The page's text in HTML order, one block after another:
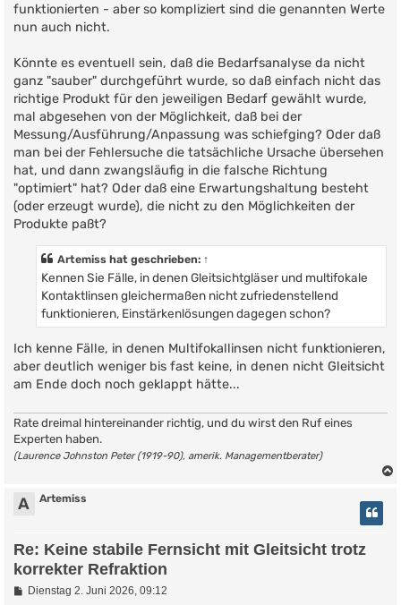
funktionierten - aber so kompliziert sind die genannten Werte
nun auch nicht.
Könnte es eventuell sein, daß die Bedarfsanalyse da nicht
ganz "sauber" durchgeführt wurde, so daß einfach nicht das
richtige Produkt für den jeweiligen Bedarf gewählt wurde,
mal abgesehen von der Möglichkeit, daß bei der
Messung/Ausführung/Anpassung was schiefging? Oder daß
man bei der Fehlersuche die tatsächliche Ursache übersehen
hat, und dann zwangsläufig in die falsche Richtung
"optimiert" hat? Oder daß eine Erwartungshaltung besteht
(oder erzeugt wurde), die nicht zu den Möglichkeiten der
Produkte paßt?
Artemiss hat geschrieben: ↑
Kennen Sie Fälle, in denen Gleitsichtgläser und multifokale
Kontaktlinsen gleichermaßen nicht zufriedenstellend
funktionieren, Einstärkenlösungen dagegen schon?
Ich kenne Fälle, in denen Multifokallinsen nicht funktionieren,
aber deutlich weniger bis fast keine, in denen nicht Gleitsicht
am Ende doch noch geklappt hätte...
Rate dreimal hintereinander richtig, und du wirst den Ruf eines
Experten haben.
(Laurence Johnston Peter (1919-90), amerik. Managementberater)
A Artemiss
Re: Keine stabile Fernsicht mit Gleitsicht trotz
korrekter Refraktion
BDienstag 2. Juni 2026, 09:12